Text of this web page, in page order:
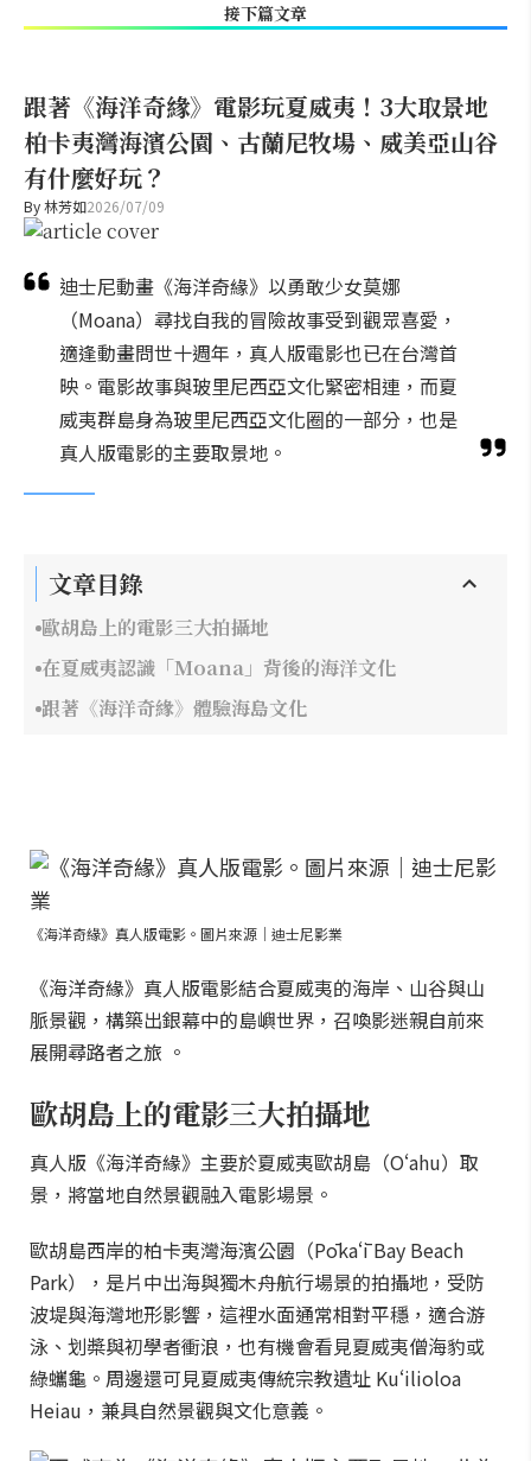
接下篇文章
跟著《海洋奇緣》電影玩夏威夷！3大取景地
柏卡夷灣海濱公園、古蘭尼牧場、威美亞山谷
有什麼好玩？
By林芳如2026/07/09
迪士尼動畫《海洋奇緣》以勇敢少女莫娜
（Moana）尋找自我的冒險故事受到觀眾喜愛，
適逢動畫問世十週年，真人版電影也已在台灣首
映。電影故事與玻里尼西亞文化緊密相連，而夏
威夷群島身為玻里尼西亞文化圈的一部分，也是
真人版電影的主要取景地。
文章目錄
歐胡島上的電影三大拍攝地
在夏威夷認識「Moana」背後的海洋文化
跟著《海洋奇緣》體驗海島文化
《海洋奇緣》真人版電影。圖片來源｜迪士尼影業
《海洋奇緣》真人版電影結合夏威夷的海岸、山谷與山
脈景觀，構築出銀幕中的島嶼世界，召喚影迷親自前來
展開尋路者之旅 。
歐胡島上的電影三大拍攝地
真人版《海洋奇緣》主要於夏威夷歐胡島（Oʻahu）取
景，將當地自然景觀融入電影場景。
歐胡島西岸的柏卡夷灣海濱公園（Pōkaʻī Bay Beach
Park），是片中出海與獨木舟航行場景的拍攝地，受防
波堤與海灣地形影響，這裡水面通常相對平穩，適合游
泳、划槳與初學者衝浪，也有機會看見夏威夷僧海豹或
綠蠵龜。周邊還可見夏威夷傳統宗教遺址 Kuʻilioloa
Heiau，兼具自然景觀與文化意義。